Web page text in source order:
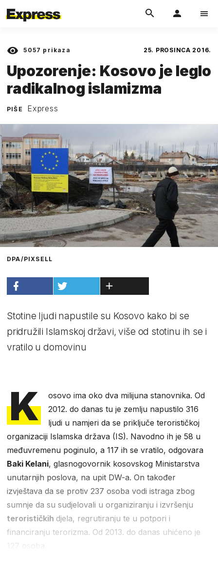
5057 prikaza 25. PROSINCA 2016.
Upozorenje: Kosovo je leglo
radikalnog islamizma
PIŠE Express
DPA/PIXSELL
Stotine ljudi napustile su Kosovo kako bi se
pridružili Islamskoj državi, više od stotinu ih se i
vratilo u domovinu
K
osovo ima oko dva milijuna stanovnika. Od
2012. do danas tu je zemlju napustilo 316
ljudi u namjeri da se priključe terorističkoj
organizaciji Islamska država (IS). Navodno ih je 58 u
međuvremenu poginulo, a 117 ih se vratilo, odgovara
Baki Kelani, glasnogovornik kosovskog Ministarstva
unutarnjih poslova, na upit DW-a. On također
izvještava da se protiv 237 osoba vodi istraga zbog
sumnje da su sudjelovali u organiziranju i izvršenju
terorističkih djela, regrutiranju te u potpori i
financiranju terorizma. Od 2013. do danas uhićeno je
127 osoba.